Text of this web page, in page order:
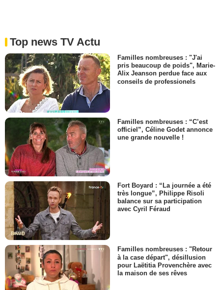
Top news TV Actu
Familles nombreuses : "J'ai
pris beaucoup de poids", Marie-
Alix Jeanson perdue face aux
conseils de professionels
Familles nombreuses : “C’est
officiel”, Céline Godet annonce
une grande nouvelle !
Fort Boyard : “La journée a été
très longue”, Philippe Risoli
balance sur sa participation
avec Cyril Féraud
Familles nombreuses : "Retour
à la case départ", désillusion
pour Laëtitia Provenchère avec
la maison de ses rêves